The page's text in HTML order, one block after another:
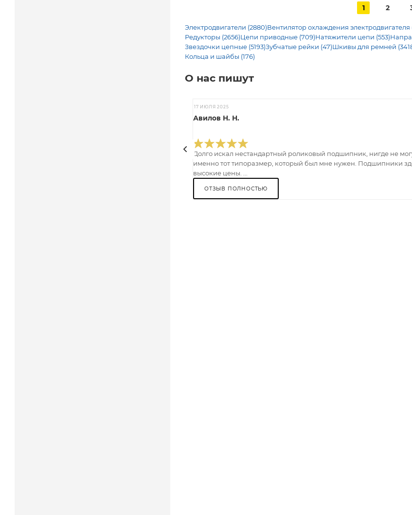
1 2
Электродвигатели (2880)Вентилятор охлаждения электродвигателя
Редукторы (2656)Цепи приводные (709)Натяжители цепи (553)
Звездочки цепные (5193)Зубчатые рейки (47)Шкивы для ремней
Кольца и шайбы (176)
О нас пишут
17 ИЮЛЯ 2025
Авилов Н. Н.
Долго искал нестандартный роликовый подшипник, нигде не
именно тот типоразмер, который был мне нужен. Подшипники
высокие цены. ...
ОТЗЫВ ПОЛНОСТЬЮ